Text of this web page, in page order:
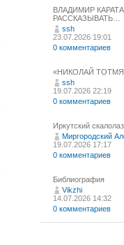
ВЛАДИМИР
РАССКАЗЫВАТЬ…
ssh
23.07.2026 19:01
0 комментариев
«НИКОЛАЙ
ssh
19.07.2026 22:19
0 комментариев
Иркутский
Миргородский
19.07.2026 17:17
0 комментариев
Библиография
Vikzhi
14.07.2026 14:32
0 комментариев